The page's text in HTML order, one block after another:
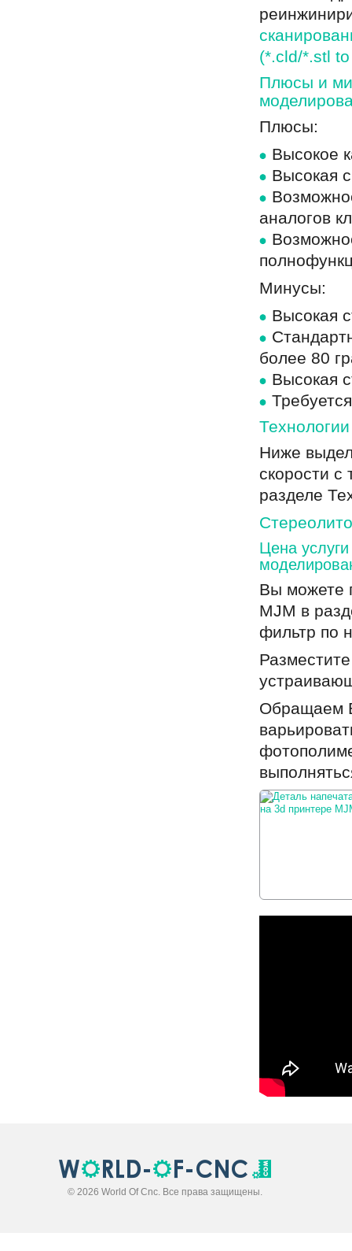
(*.cld/*.stl
Плюсы и
Плюсы:
Высокое
Высокая
аналогов
Минусы:
Высокая
более 80
Высокая
Ниже
скорости
разделе
Цена
Вы можете
MJM в
фильтр по
Обращаем
© 2026 World Of Cnc. Все права защищены.